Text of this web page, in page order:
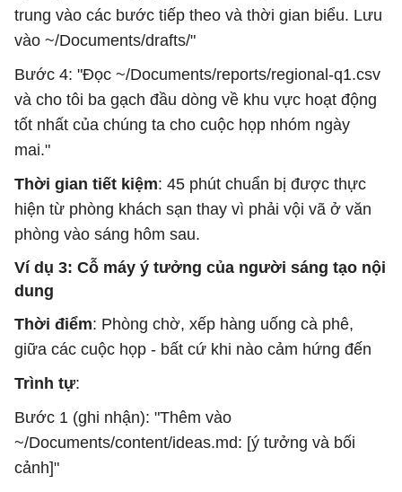
trung vào các bước tiếp theo và thời gian biểu. Lưu
vào ~/Documents/drafts/"
Bước 4: "Đọc ~/Documents/reports/regional-q1.csv
và cho tôi ba gạch đầu dòng về khu vực hoạt động
tốt nhất của chúng ta cho cuộc họp nhóm ngày
mai."
Thời gian tiết kiệm: 45 phút chuẩn bị được thực
hiện từ phòng khách sạn thay vì phải vội vã ở văn
phòng vào sáng hôm sau.
Ví dụ 3: Cỗ máy ý tưởng của người sáng tạo nội
dung
Thời điểm: Phòng chờ, xếp hàng uống cà phê,
giữa các cuộc họp - bất cứ khi nào cảm hứng đến
Trình tự:
Bước 1 (ghi nhận): "Thêm vào
~/Documents/content/ideas.md: [ý tưởng và bối
cảnh]"